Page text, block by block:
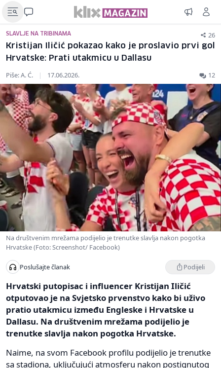
SLAVLJE NA TRIBINAMA 26
Kristijan Iličić pokazao kako je proslavio prvi gol
Hrvatske: Prati utakmicu u Dallasu
Piše: A. Ć. | 17.06.2026. 12
Na društvenim mrežama podijelio je trenutke slavlja nakon pogotka
Hrvatske (Foto: Screenshot/ Facebook)
Poslušajte članak Podijeli
Hrvatski putopisac i influencer Kristijan Iličić
otputovao je na Svjetsko prvenstvo kako bi uživo
pratio utakmicu između Engleske i Hrvatske u
Dallasu. Na društvenim mrežama podijelio je
trenutke slavlja nakon pogotka Hrvatske.
Naime, na svom Facebook profilu podijelio je trenutke
sa stadiona, uključujući atmosferu nakon postignutog